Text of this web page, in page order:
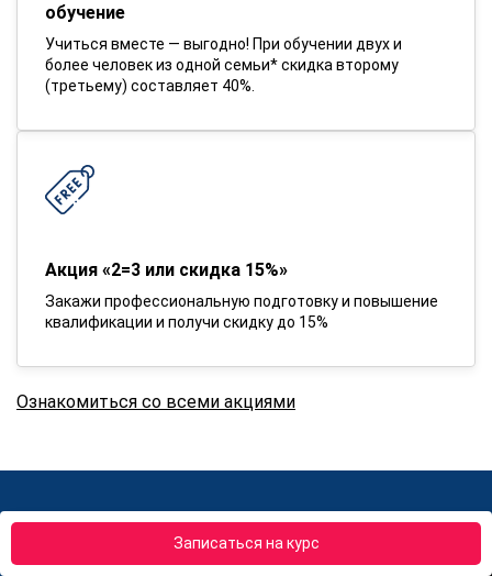
Записаться на курс
обучение
Учиться вместе — выгодно! При обучении двух и
более человек из одной семьи* скидка второму
(третьему) составляет 40%.
Акция «2=3 или скидка 15%»
Закажи профессиональную подготовку и повышение
квалификации и получи скидку до 15%
Ознакомиться со всеми акциями
Вернем деньги если обучение не